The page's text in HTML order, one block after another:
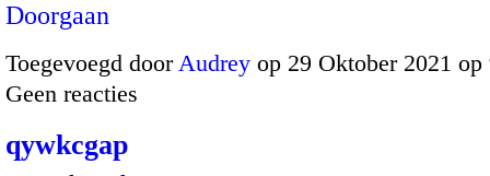
Doorgaan
Toegevoegd door Audrey op 29 Oktober 2021
Geen reacties
qywkcgap